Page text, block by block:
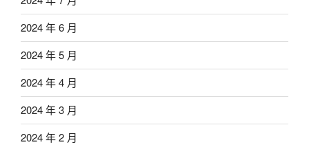
2024 年 6 月
2024 年 5 月
2024 年 4 月
2024 年 3 月
2024 年 2 月